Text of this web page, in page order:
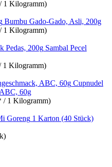
1 Kilogramm)
Bumbu Gado-Gado, Asli, 200g
1 Kilogramm)
Sambal Pecel
1 Kilogramm)
Cupnudel
60g
/ 1 Kilogramm)
1 Karton (40 Stück)